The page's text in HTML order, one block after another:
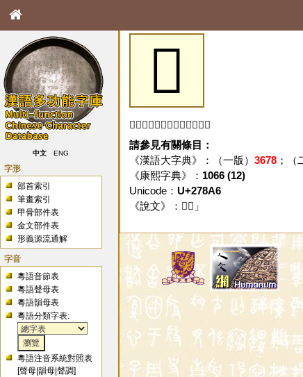
中文 ENG
字形
部首索引
筆畫索引
甲骨部件表
金文部件表
形義源流通解
字音
粵語音節表
粵語聲母表
粵語韻母表
粵語分類字表:
粵語注音系統對照表
[聲母 |韻母 |聲調]
𧢦
「𧢦」字未收錄於本資料庫。
請參見有關條目：
《漢語大字典》：（一版） 3678；（
《康熙字典》： 1066 (12)
Unicode： U+278A6
《說文》：「 𧢦 」